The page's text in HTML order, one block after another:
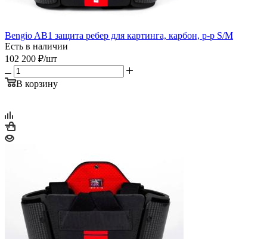
Bengio AB1 защита ребер для картинга, карбон, р-р S/M
Есть в наличии
102 200 ₽/шт
В корзину